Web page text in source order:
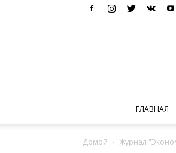
ГЛАВНАЯ
Домой Журнал